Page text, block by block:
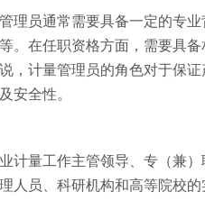
理员通常需要具备一定的专
。在任职资格方面，需要具
，计量管理员的角色对于保
安全性。
计量工作主管领导、专（兼
人员、科研机构和高等院校的